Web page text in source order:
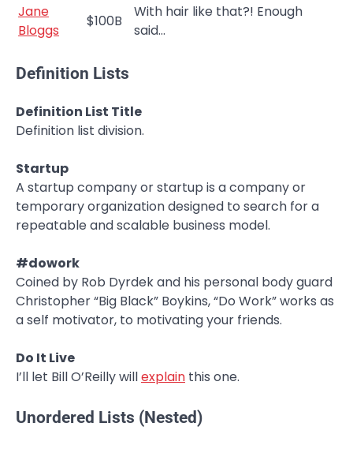
Jane
Bloggs
$100B
With hair like that?! Enough
said…
Definition Lists
Definition List Title
Definition list division.
Startup
A startup company or startup is a company or
temporary organization designed to search for a
repeatable and scalable business model.
#dowork
Coined by Rob Dyrdek and his personal body guard
Christopher “Big Black” Boykins, “Do Work” works as
a self motivator, to motivating your friends.
Do It Live
I’ll let Bill O’Reilly willexplain this one.
Unordered Lists (Nested)